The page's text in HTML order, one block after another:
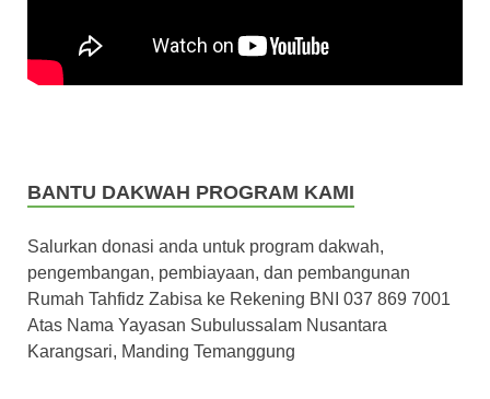
BANTU DAKWAH PROGRAM KAMI
Salurkan donasi anda untuk program dakwah,
pengembangan, pembiayaan, dan pembangunan
Rumah Tahfidz Zabisa ke Rekening BNI 037 869 7001
Atas Nama Yayasan Subulussalam Nusantara
Karangsari, Manding Temanggung